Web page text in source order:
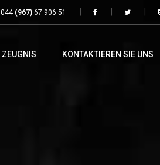
044 (967) 67 906 51
ZEUGNIS KONTAKTIEREN SIE UNS